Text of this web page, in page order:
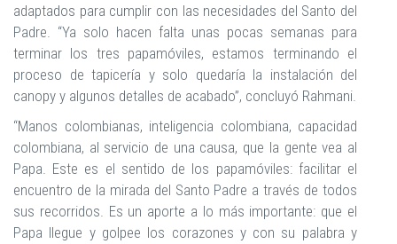
adaptados para cumplir con las necesidades del Santo del
Padre. “Ya solo hacen falta unas pocas semanas para
terminar los tres papamóviles, estamos terminando el
proceso de tapicería y solo quedaría la instalación del
canopy y algunos detalles de acabado”, concluyó Rahmani.
“Manos colombianas, inteligencia colombiana, capacidad
colombiana, al servicio de una causa, que la gente vea al
Papa. Este es el sentido de los papamóviles: facilitar el
encuentro de la mirada del Santo Padre a través de todos
sus recorridos. Es un aporte a lo más importante: que el
Papa llegue y golpee los corazones y con su palabra y